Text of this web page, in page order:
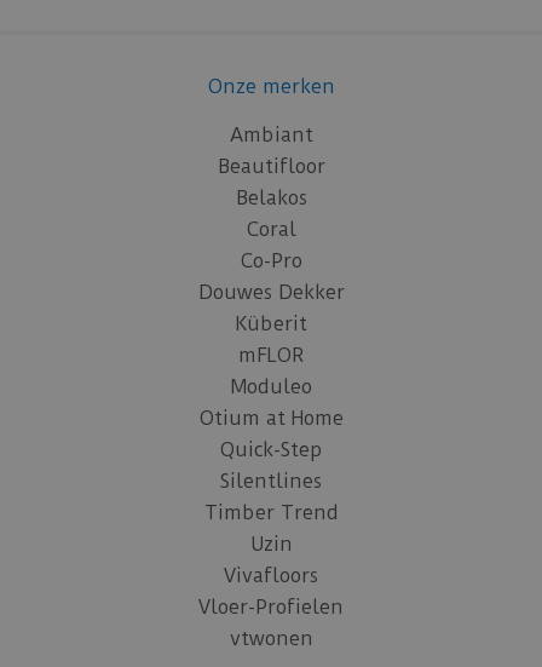
Onze merken
Ambiant
Beautifloor
Belakos
Coral
Co-Pro
Douwes Dekker
Küberit
mFLOR
Moduleo
Otium at Home
Quick-Step
Silentlines
Timber Trend
Uzin
Vivafloors
Vloer-Profielen
vtwonen